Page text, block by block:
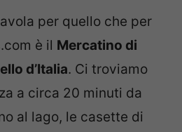
per quello che per
è il Mercatino di
d’Italia. Ci troviamo
a circa 20 minuti da
al lago, le casette di